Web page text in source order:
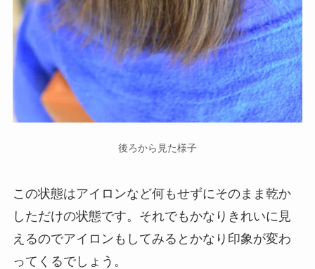
後ろから見た様子
この状態はアイロンなど何もせずにそのまま乾か
しただけの状態です。それでもかなりきれいに見
えるのでアイロンもしてみるとかなり印象が変わ
ってくるでしょう。